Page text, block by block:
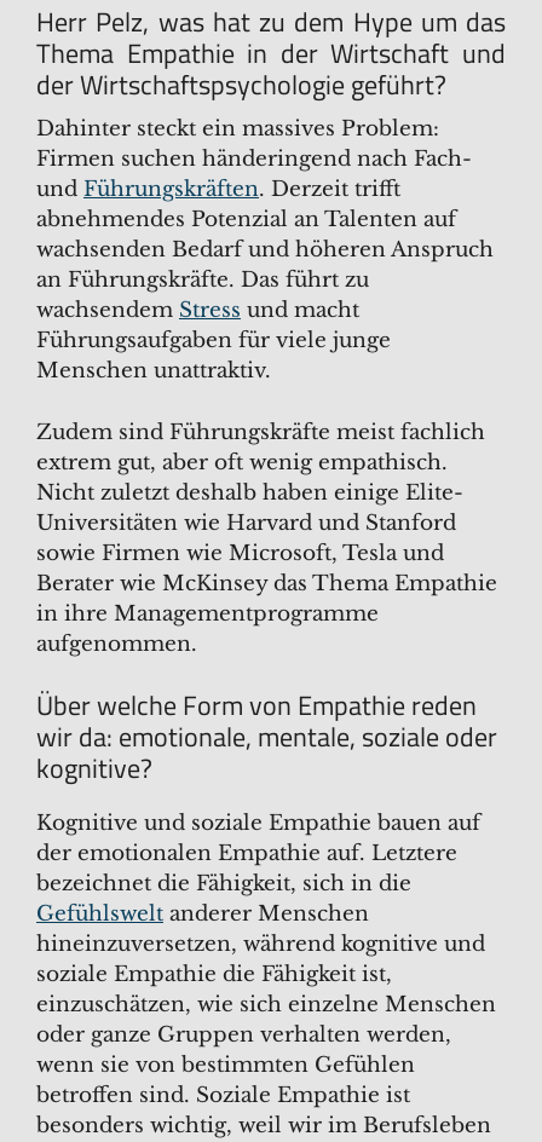
Herr Pelz, was hat zu dem Hype um das
Thema Empathie in der Wirtschaft und
der Wirtschaftspsychologie geführt?
Dahinter steckt ein massives Problem:
Firmen suchen händeringend nach Fach-
und Führungskräften. Derzeit trifft
abnehmendes Potenzial an Talenten auf
wachsenden Bedarf und höheren Anspruch
an Führungskräfte. Das führt zu
wachsendem Stress und macht
Führungsaufgaben für viele junge
Menschen unattraktiv.
Zudem sind Führungskräfte meist fachlich
extrem gut, aber oft wenig empathisch.
Nicht zuletzt deshalb haben einige Elite-
Universitäten wie Harvard und Stanford
sowie Firmen wie Microsoft, Tesla und
Berater wie McKinsey das Thema Empathie
in ihre Managementprogramme
aufgenommen.
Über welche Form von Empathie reden
wir da: emotionale, mentale, soziale oder
kognitive?
Kognitive und soziale Empathie bauen auf
der emotionalen Empathie auf. Letztere
bezeichnet die Fähigkeit, sich in die
Gefühlswelt anderer Menschen
hineinzuversetzen, während kognitive und
soziale Empathie die Fähigkeit ist,
einzuschätzen, wie sich einzelne Menschen
oder ganze Gruppen verhalten werden,
wenn sie von bestimmten Gefühlen
betroffen sind. Soziale Empathie ist
besonders wichtig, weil wir im Berufsleben